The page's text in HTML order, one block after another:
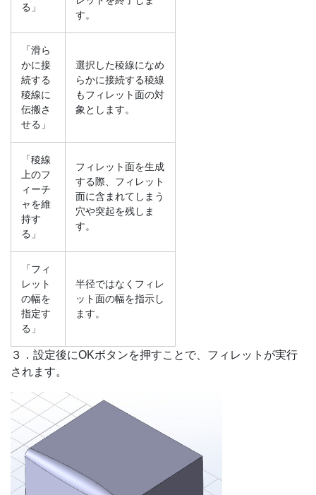
る」
す。
「滑ら
かに接
続する
稜線に
伝搬さ
せる」
選択した稜線になめ
らかに接続する稜線
もフィレット面の対
象とします。
「稜線
上のフ
ィーチ
ャを維
持す
る」
フィレット面を生成
する際、フィレット
面に含まれてしまう
穴や突起を残しま
す。
「フィ
レット
の幅を
指定す
る」
半径ではなくフィレ
ット面の幅を指示し
ます。
３．設定後にOKボタンを押すことで、フィレットが実行
されます。